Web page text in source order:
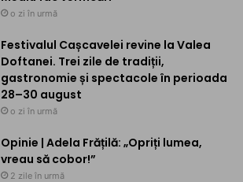
o zi în urmă
Festivalul Cașcavelei revine la Valea
Doftanei. Trei zile de tradiții,
gastronomie și spectacole în perioada
28–30 august
o zi în urmă
Opinie | Adela Frățilă: „Opriți lumea,
vreau să cobor!”
2 zile în urmă